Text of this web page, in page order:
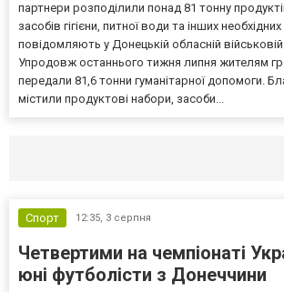
партнери розподілили понад 81 тонну
засобів гігієни, питної води та інших
повідомляють у Донецькій обласній військовій
Упродовж останнього тижня липня жителям
передали 81,6 тонни гуманітарної допомоги.
містили продуктові набори, засоби...
Спорт 12:35, 3 серпня
Четвертими на чемпіонаті
юні футболісти з Донеччини